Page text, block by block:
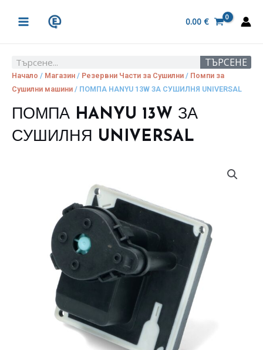
MENU
0.00 €
Search ТЪРСЕНЕ
Начало / Магазин / Резервни Части за Сушилни / Помпи за
Сушилни машини / ПОМПА HANYU 13W ЗА СУШИЛНЯ UNIVERSAL
ПОМПА HANYU 13W ЗА
СУШИЛНЯ UNIVERSAL